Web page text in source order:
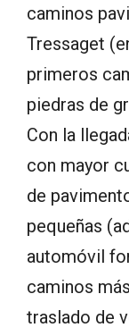
caminos
Tressaget
primeros
piedras de
Con la
con mayor
de
pequeñas
automóvil
caminos
traslado de